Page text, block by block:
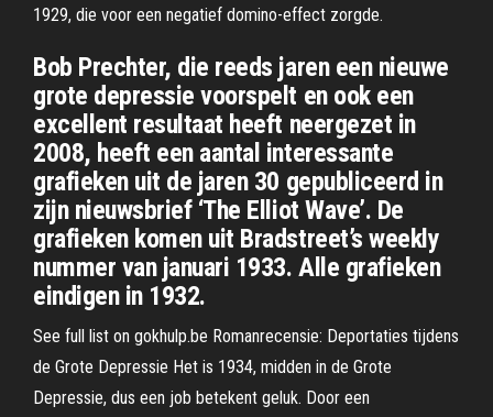
1929, die voor een negatief domino-effect zorgde.
Bob Prechter, die reeds jaren een nieuwe
grote depressie voorspelt en ook een
excellent resultaat heeft neergezet in
2008, heeft een aantal interessante
grafieken uit de jaren 30 gepubliceerd in
zijn nieuwsbrief ‘The Elliot Wave’. De
grafieken komen uit Bradstreet’s weekly
nummer van januari 1933. Alle grafieken
eindigen in 1932.
See full list on gokhulp.be Romanrecensie: Deportaties tijdens
de Grote Depressie Het is 1934, midden in de Grote
Depressie, dus een job betekent geluk. Door een